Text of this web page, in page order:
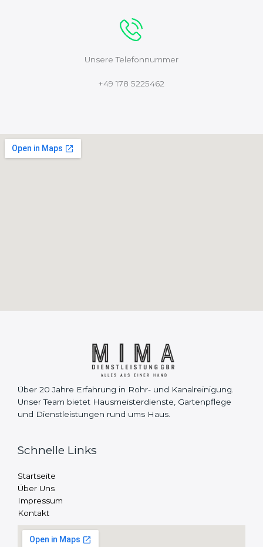
Unsere Telefonnummer
+49 178 5225462
Über 20 Jahre Erfahrung in Rohr- und Kanalreinigung.
Unser Team bietet Hausmeisterdienste, Gartenpflege
und Dienstleistungen rund ums Haus.
Schnelle Links
Startseite
Über Uns
Impressum
Kontakt